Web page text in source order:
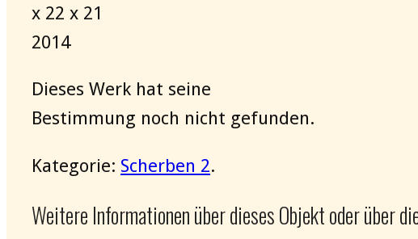
x 22 x 21
2014
Dieses Werk hat seine
Bestimmung noch nicht gefunden.
Kategorie: Scherben 2.
Weitere Informationen über dieses Objekt oder über